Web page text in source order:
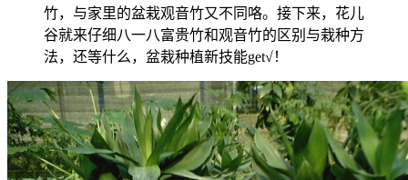
竹，与家里的盆栽观音竹又不同咯。接下来，花儿
谷就来仔细八一八富贵竹和观音竹的区别与栽种方
法，还等什么，盆栽种植新技能get√！